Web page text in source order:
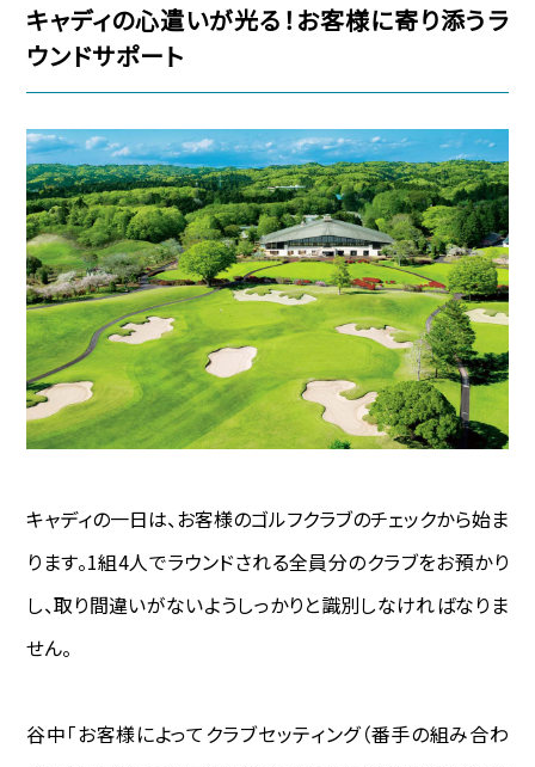
キャディの心遣いが光る！お客様に寄り添うラ
ウンドサポート
キャディの一日は、お客様のゴルフクラブのチェックから始ま
ります。1組4人でラウンドされる全員分のクラブをお預かり
し、取り間違いがないようしっかりと識別しなければなりま
せん。
谷中―――「お客様によってクラブセッティング（番手の組み合わ